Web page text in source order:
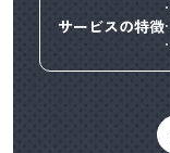
サービスの特徴